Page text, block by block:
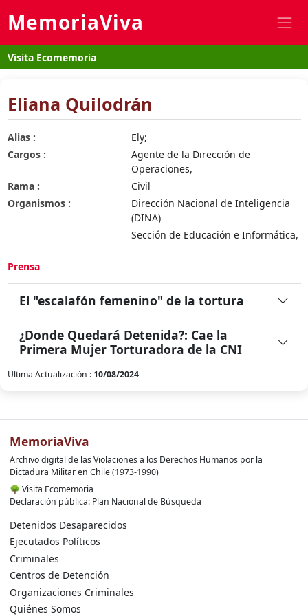
MemoriaViva
Visita Ecomemoria
Eliana Quilodrán
Alias :
Ely;
Cargos :
Agente de la Dirección de
Operaciones,
Rama :
Civil
Organismos :
Dirección Nacional de Inteligencia
(DINA)
Sección de Educación e Informática,
Prensa
El "escalafón femenino" de la tortura
¿Donde Quedará Detenida?: Cae la
Primera Mujer Torturadora de la CNI
Ultima Actualización : 10/08/2024
MemoriaViva
Archivo digital de las Violaciones a los Derechos Humanos por la
Dictadura Militar en Chile (1973-1990)
🌳 Visita Ecomemoria
Declaración pública: Plan Nacional de Búsqueda
Detenidos Desaparecidos
Ejecutados Políticos
Criminales
Centros de Detención
Organizaciones Criminales
Quiénes Somos